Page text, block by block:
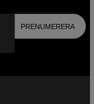
PRENUMERERA